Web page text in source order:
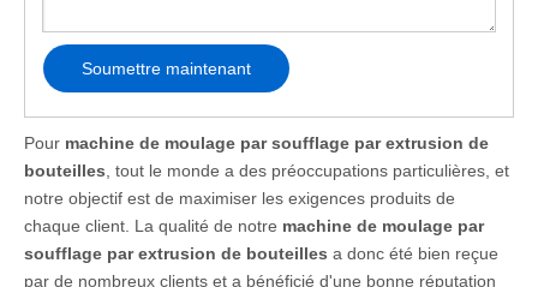
Soumettre maintenant
Pour machine de moulage par soufflage par extrusion de
bouteilles , tout le monde a des préoccupations particulières, et
notre objectif est de maximiser les exigences produits de
chaque client. La qualité de notre machine de moulage par
soufflage par extrusion de bouteilles a donc été bien reçue
par de nombreux clients et a bénéficié d'une bonne réputation